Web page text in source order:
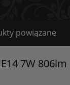
powiązane
7W 806lm